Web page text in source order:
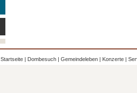
Startseite | Dombesuch | Gemeindeleben | Konzerte |